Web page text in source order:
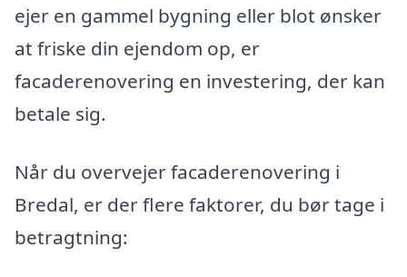
ejer en gammel bygning eller blot ønsker
at friske din ejendom op, er
facaderenovering en investering, der kan
betale sig.
Når du overvejer facaderenovering i
Bredal, er der flere faktorer, du bør tage i
betragtning: